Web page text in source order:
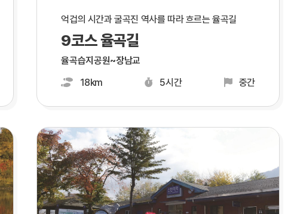
억겁의 시간과 굴곡진 역사를 따라 흐르는 율곡길
9코스 율곡길
율곡습지공원~장남교
18km
5시간 중간